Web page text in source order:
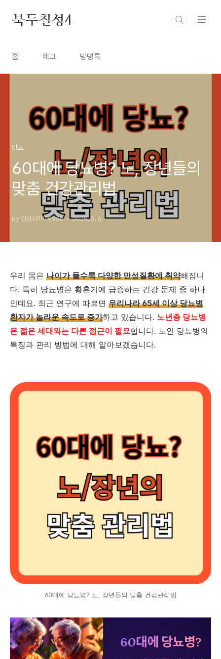
북두칠성4
홈 태그 방명록
당뇨
60대에 당뇨병? 노, 장년들의
맞춤 건강관리법
by 건강지키미9988 2025. 5. 6.
우리 몸은 나이가 들수록 다양한 만성질환에 취약해집니
다. 특히 당뇨병은 황혼기에 급증하는 건강 문제 중 하나
인데요. 최근 연구에 따르면 우리나라 65세 이상 당뇨병
환자가 놀라운 속도로 증가하고 있습니다. 노년층 당뇨병
은 젊은 세대와는 다른 접근이 필요합니다. 노인 당뇨병의
특징과 관리 방법에 대해 알아보겠습니다.
60대에 당뇨병? 노, 장년들의 맞춤 건강관리법